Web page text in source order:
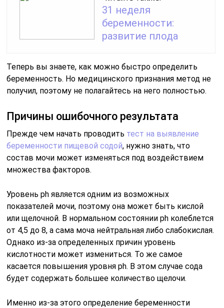
31 неделя
беременности:
развитие плода
Теперь вы знаете, как можно быстро определить
беременность. Но медицинского признания метод не
получил, поэтому не полагайтесь на него полностью.
Причины ошибочного результата
Прежде чем начать проводить тест на выявление
беременности пищевой содой, нужно знать, что
состав мочи может изменяться под воздействием
множества факторов.
Уровень ph является одним из возможных
показателей мочи, поэтому она может быть кислой
или щелочной. В нормальном состоянии ph колеблется
от 4,5 до 8, а сама моча нейтральная либо слабокислая.
Однако из-за определенных причин уровень
кислотности может измениться. То же самое
касается повышения уровня ph. В этом случае сода
будет содержать большее количество щелочи.
Именно из-за этого определение беременности